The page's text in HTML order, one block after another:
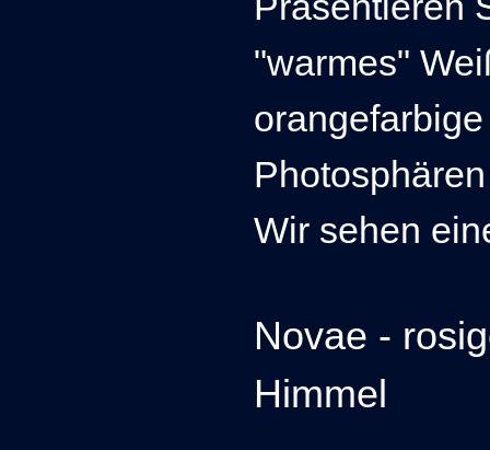
"warmes"
Wir sehen
Novae -
Himmel